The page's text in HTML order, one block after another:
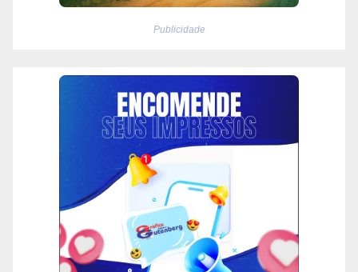
Publicidade